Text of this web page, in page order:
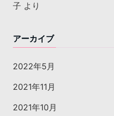
子 より
アーカイブ
2022年5月
2021年11月
2021年10月